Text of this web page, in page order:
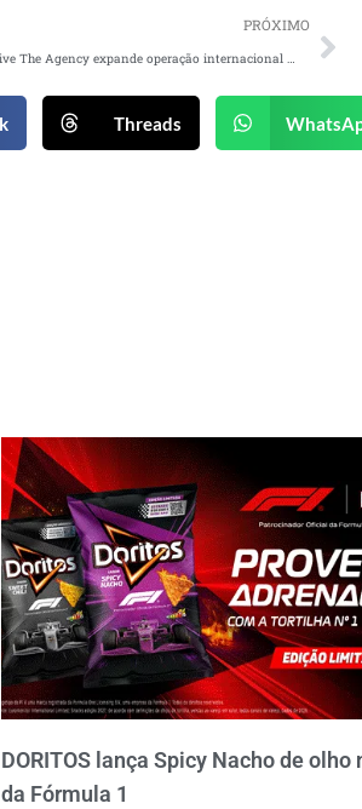
PRÓXIMO
Live The Agency expande operação internacional e consolida presença na América Latina
Threads
DORITOS lança Spicy Nacho de olho
da Fórmula 1